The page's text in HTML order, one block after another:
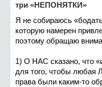
три «НЕПОНЯТКИ»
Я не собираюсь
которую намерен
поэтому обращаю
1) О НАС сказано, что
для того, чтобы
права были каким-то